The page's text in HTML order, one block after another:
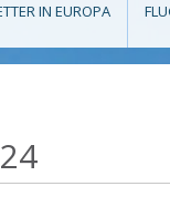
IN EUROPA